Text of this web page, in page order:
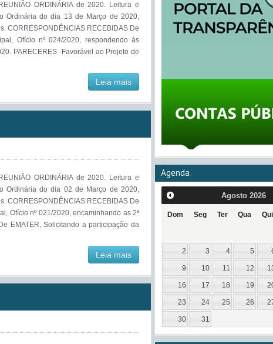
ORDINÁRIA de 2020. Leitura e
Ordinária do dia 13 de Março de 2020,
CORRESPONDÊNCIAS RECEBIDAS De
Ofício nº 024/2020, respondendo ás
PARECERES -Favorável ao Projeto de
Leia mais
ORDINÁRIA de 2020. Leitura e
Ordinária do dia 02 de Março de 2020,
CORRESPONDÊNCIAS RECEBIDAS De
Ofício nº 021/2020, encaminhando as 2ª
EMATER, Solicitando a participação da
Leia mais
Agenda
Agosto 2026
Dom Seg Ter Qua Qui
2 3 4 5
9 10 11 12
16 17 18 19
23 24 25 26
30 31